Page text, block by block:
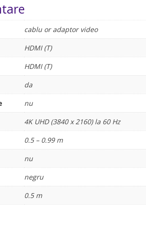
cablu or adaptor video
HDMI (T)
HDMI (T)
da
nu
4K UHD (3840 x 2160) la 60 Hz
0.5 – 0.99 m
nu
negru
0.5 m